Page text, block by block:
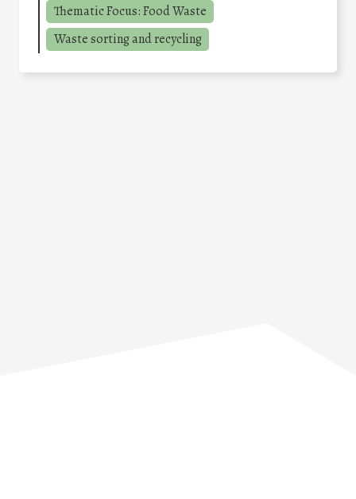
Thematic Focus: Food Waste
Waste sorting and recycling